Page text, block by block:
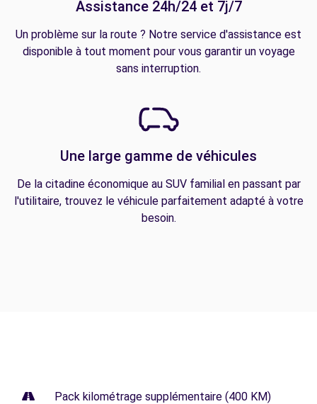
Assistance 24h/24 et 7j/7
Un problème sur la route ? Notre service d'assistance est
disponible à tout moment pour vous garantir un voyage
sans interruption.
Une large gamme de véhicules
De la citadine économique au SUV familial en passant par
l'utilitaire, trouvez le véhicule parfaitement adapté à votre
besoin.
Pack kilométrage supplémentaire (400 KM)